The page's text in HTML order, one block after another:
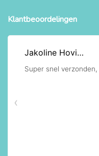
Klantbeoordelingen